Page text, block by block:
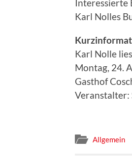
Interessierte
Karl Nolles
Karl Nolle
Montag, 24.
Gasthof
Veranstalter:
Allgemein